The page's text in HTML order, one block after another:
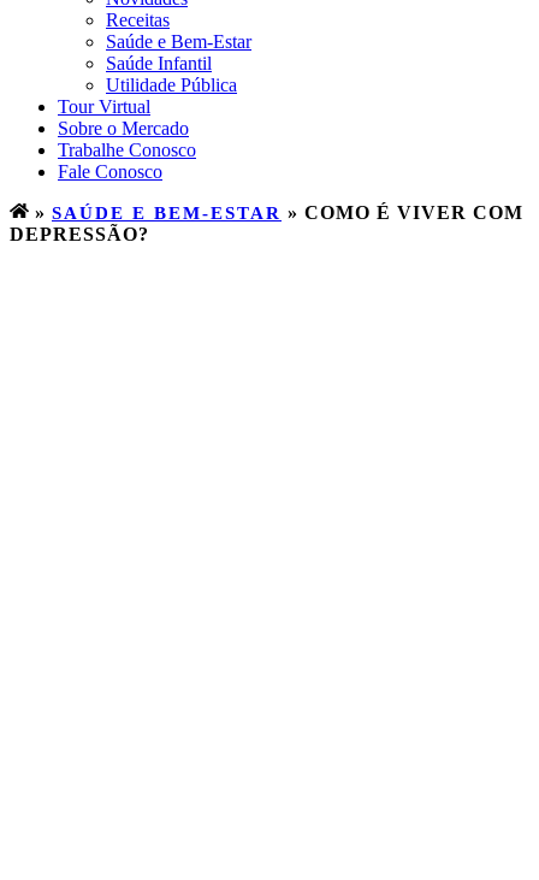
Receitas
Saúde e Bem-Estar
Saúde Infantil
Utilidade Pública
Tour Virtual
Sobre o Mercado
Trabalhe Conosco
Fale Conosco
» SAÚDE E BEM-ESTAR » COMO É VIVER COM
DEPRESSÃO?